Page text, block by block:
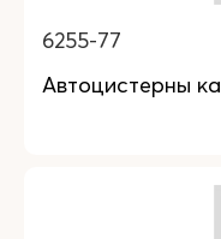
6255-77
Автоцистерны